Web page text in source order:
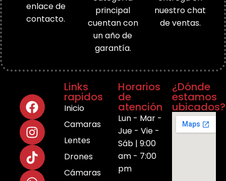
enlace de
contacto.
principal
cuentan con
un año de
garantía.
nuestro chat
de ventas.
Links
rapidos
Inicio
Camaras
Lentes
Drones
Cámaras
Horarios
de
atención
Lun - Mar -
Jue - Vie -
Sáb | 9:00
am - 7:00
pm
¿Dónde
estamos
ubicados?